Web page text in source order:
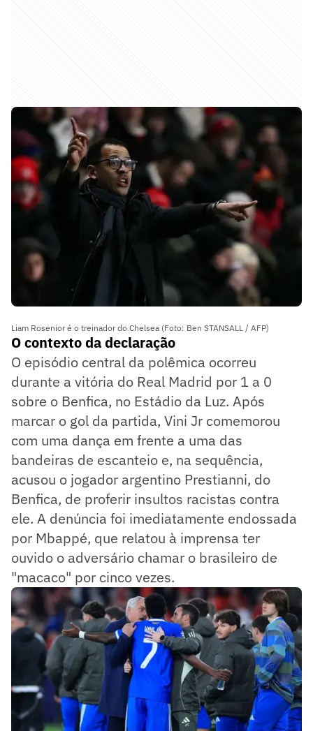
Liam Rosenior é o treinador do Chelsea (Foto: Ben STANSALL / AFP)
O contexto da declaração
O episódio central da polêmica ocorreu
durante a vitória do Real Madrid por 1 a 0
sobre o Benfica, no Estádio da Luz. Após
marcar o gol da partida, Vini Jr comemorou
com uma dança em frente a uma das
bandeiras de escanteio e, na sequência,
acusou o jogador argentino Prestianni, do
Benfica, de proferir insultos racistas contra
ele. A denúncia foi imediatamente endossada
por Mbappé, que relatou à imprensa ter
ouvido o adversário chamar o brasileiro de
"macaco" por cinco vezes.